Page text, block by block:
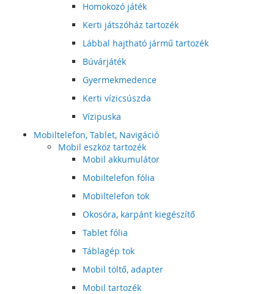
Homokozó játék
Kerti játszóház tartozék
Lábbal hajtható jármű tartozék
Búvárjáték
Gyermekmedence
Kerti vízicsúszda
Vízipuska
Mobiltelefon, Tablet, Navigáció
Mobil eszköz tartozék
Mobil akkumulátor
Mobiltelefon fólia
Mobiltelefon tok
Okosóra, karpánt kiegészítő
Tablet fólia
Táblagép tok
Mobil töltő, adapter
Mobil tartozék